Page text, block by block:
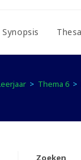
Synopsis
> Thema 6 >
Zoeken